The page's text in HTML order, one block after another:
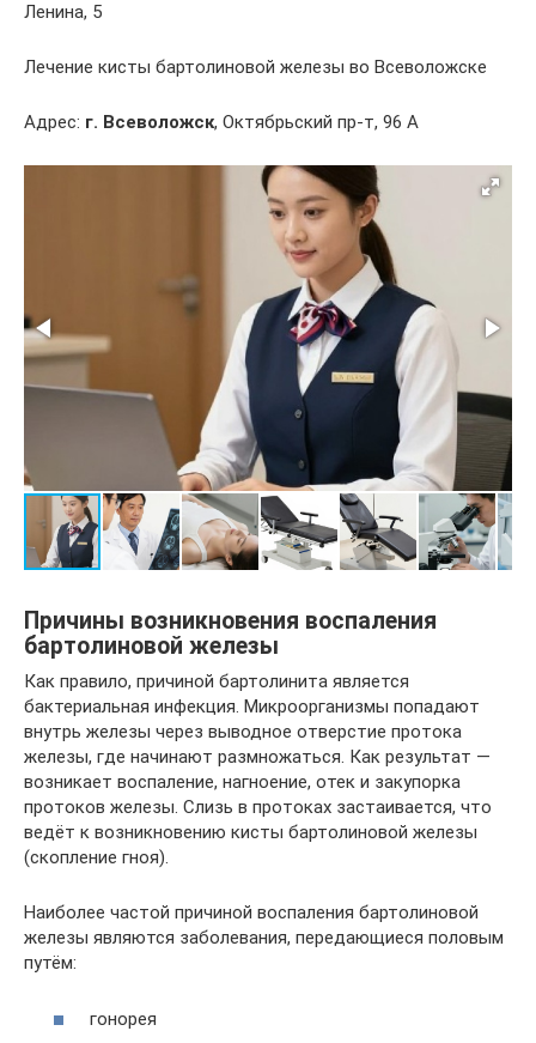
Ленина, 5
Лечение кисты бартолиновой железы во Всеволожске
Адрес: г. Всеволожск, Октябрьский пр-т, 96 А
Причины возникновения воспаления
бартолиновой железы
Как правило, причиной бартолинита является
бактериальная инфекция. Микроорганизмы попадают
внутрь железы через выводное отверстие протока
железы, где начинают размножаться. Как результат —
возникает воспаление, нагноение, отек и закупорка
протоков железы. Слизь в протоках застаивается, что
ведёт к возникновению кисты бартолиновой железы
(скопление гноя).
Наиболее частой причиной воспаления бартолиновой
железы являются заболевания, передающиеся половым
путём:
гонорея